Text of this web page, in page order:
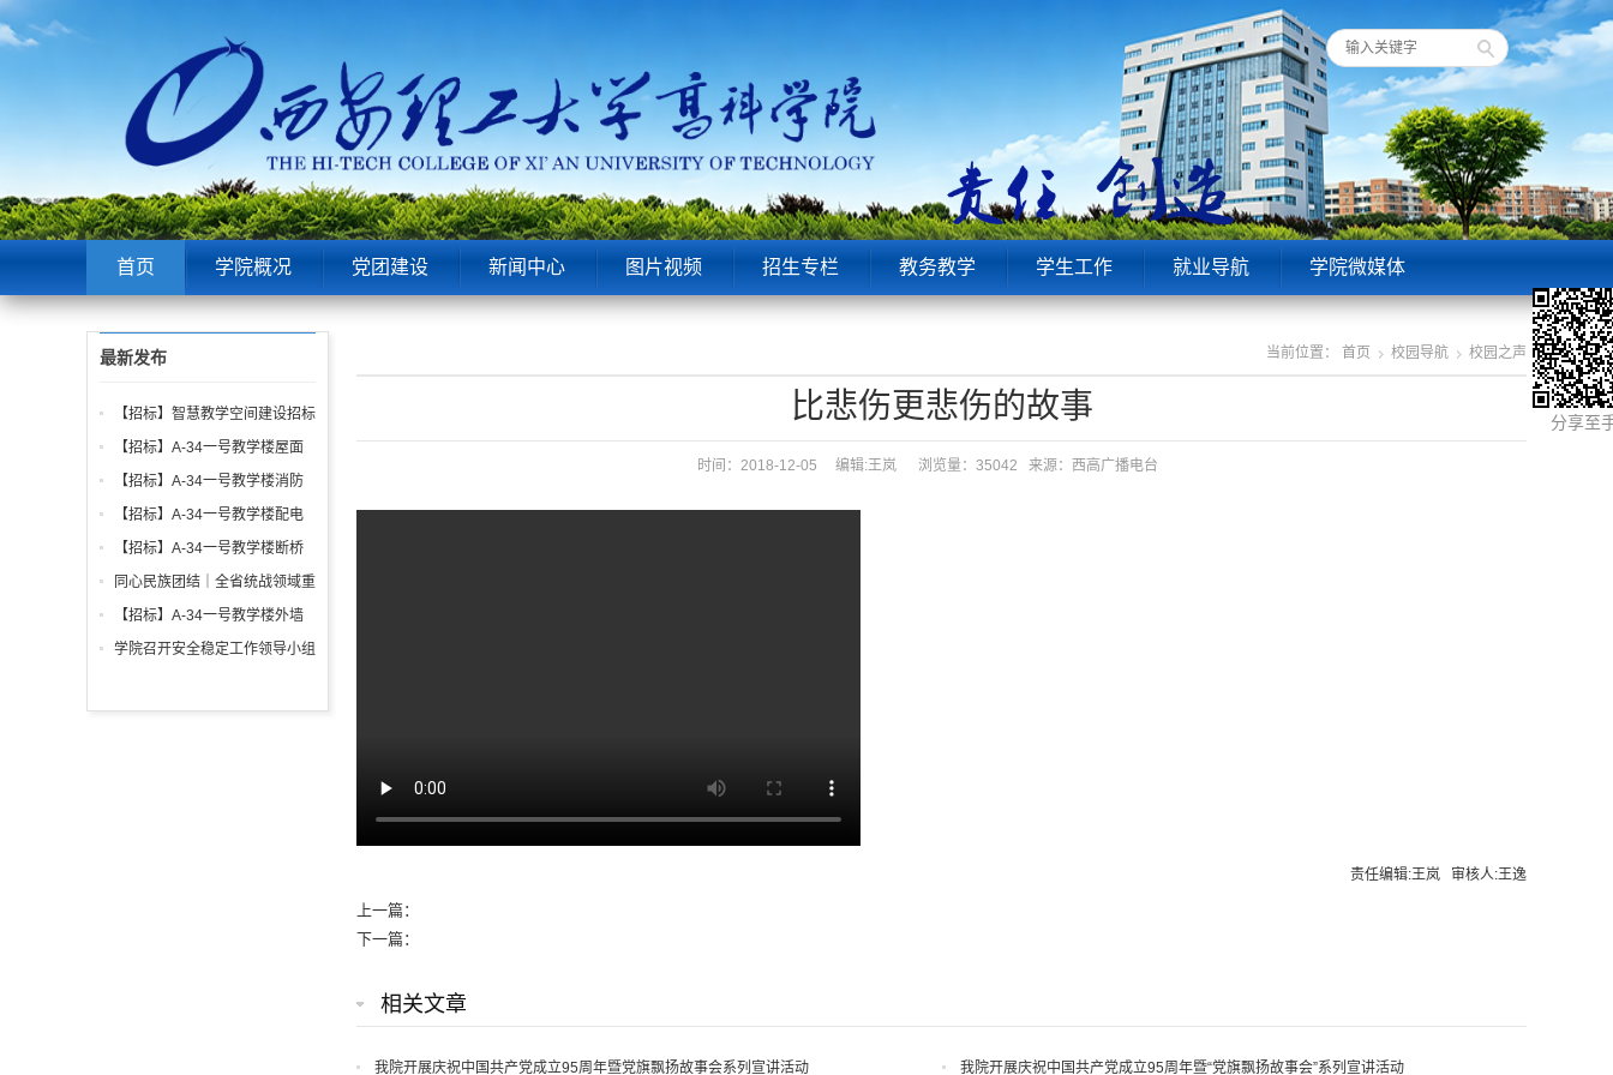
首页 学院概况 党团建设 新闻中心 图片视频 招生专栏 教务教学 学生工作 就业导航 学院微媒体
当前位置： 首页 校园导航 校园之声
分享至
比悲伤更悲伤的故事
时间：2018-12-05 编辑:王岚 浏览量：35042 来源：西高广播电台
责任编辑:王岚 审核人:王逸
上一篇：
下一篇：
相关文章
我院开展庆祝中国共产党成立95周年暨党旗飘扬故事会系列宣讲活动 我院开展庆祝中国共产党成立95周年暨“党旗飘扬故事会”系列宣讲活动
最新发布
【招标】智慧教学空间建设招标
公告
【招标】A-34一号教学楼屋面
找坡层及保温层工程招标公告
【招标】A-34一号教学楼消防
给水、电气、通风系统与防火门
调试工程招标公告
【招标】A-34一号教学楼配电
箱、柜采购招标文件
【招标】A-34一号教学楼断桥
铝合金窗深化设计、制作安装招
标公告
同心民族团结｜全省统战领域重
点工作推进会召开
【招标】A-34一号教学楼外墙
保温及饰面工程招标公告
学院召开安全稳定工作领导小组
校园安全工作